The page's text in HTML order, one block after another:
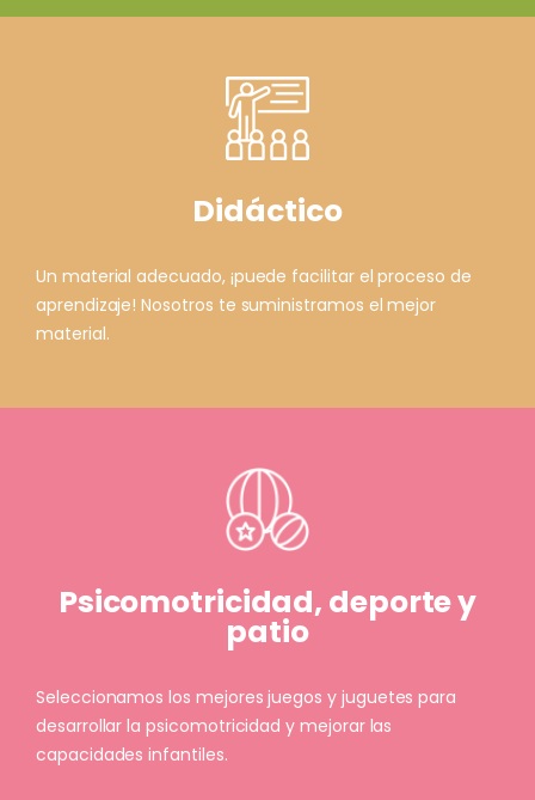
Didáctico
Un material adecuado, ¡puede facilitar el proceso de
aprendizaje! Nosotros te suministramos el mejor
material.
Psicomotricidad, deporte y
patio
Seleccionamos los mejores juegos y juguetes para
desarrollar la psicomotricidad y mejorar las
capacidades infantiles.